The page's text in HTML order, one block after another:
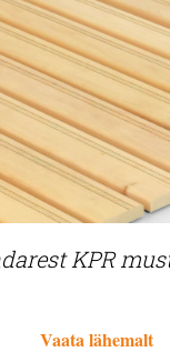
KPR
Vaata lähemalt